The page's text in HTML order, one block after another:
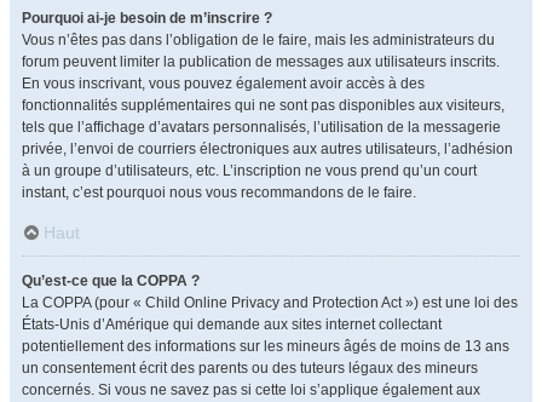
Pourquoi ai-je besoin de m’inscrire ?
Vous n’êtes pas dans l’obligation de le faire, mais les administrateurs du
forum peuvent limiter la publication de messages aux utilisateurs inscrits.
En vous inscrivant, vous pouvez également avoir accès à des
fonctionnalités supplémentaires qui ne sont pas disponibles aux visiteurs,
tels que l’affichage d’avatars personnalisés, l’utilisation de la messagerie
privée, l’envoi de courriers électroniques aux autres utilisateurs, l’adhésion
à un groupe d’utilisateurs, etc. L’inscription ne vous prend qu’un court
instant, c’est pourquoi nous vous recommandons de le faire.
Haut
Qu’est-ce que la COPPA ?
La COPPA (pour « Child Online Privacy and Protection Act ») est une loi des
États-Unis d’Amérique qui demande aux sites internet collectant
potentiellement des informations sur les mineurs âgés de moins de 13 ans
un consentement écrit des parents ou des tuteurs légaux des mineurs
concernés. Si vous ne savez pas si cette loi s’applique également aux